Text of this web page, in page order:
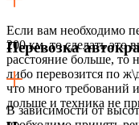
Если вам необходимо
200 км, то сделать это
расстояние больше, то
либо перевозится по
что много требований
дольше и техника не
Перевозка
В зависимости от